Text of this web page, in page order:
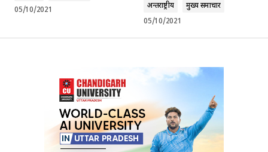
05/10/2021
अन्तर्राष्ट्रीय
मुख्य समाचार
05/10/2021